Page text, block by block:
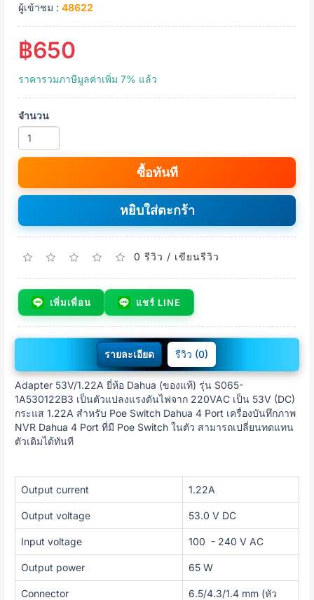
ผู้เข้าชม : 48622
฿650
ราคารวมภาษีมูลค่าเพิ่ม 7% แล้ว
จำนวน
ซื้อทันที
หยิบใส่ตะกร้า
0 รีวิว / เขียนรีวิว
เพิ่มเพื่อน แชร์ LINE
รายละเอียด รีวิว (0)
Adapter 53V/1.22A ยี่ห้อ Dahua (ของแท้) รุ่น S065-
1A530122B3 เป็นตัวแปลงแรงดันไฟจาก 220VAC เป็น 53V (DC)
กระแส 1.22A สำหรับ Poe Switch Dahua 4 Port เครื่องบันทึกภาพ
NVR Dahua 4 Port ที่มี Poe Switch ในตัว สามารถเปลี่ยนทดแทน
ตัวเดิมได้ทันที
Output current 1.22A
Output voltage 53.0 V DC
Input voltage 100 - 240 V AC
Output power 65 W
Connector
6.5/4.3/1.4 mm (หัว